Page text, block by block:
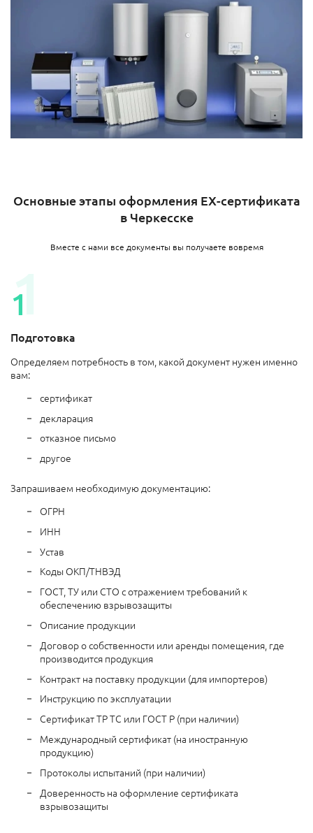
Основные этапы оформления EX-сертификата
в Черкесске
Вместе с нами все документы вы получаете вовремя
Подготовка
Определяем потребность в том, какой документ нужен именно
вам:
сертификат
декларация
отказное письмо
другое
Запрашиваем необходимую документацию:
ОГРН
ИНН
Устав
Коды ОКП/ТНВЭД
ГОСТ, ТУ или СТО с отражением требований к
обеспечению взрывозащиты
Описание продукции
Договор о собственности или аренды помещения, где
производится продукция
Контракт на поставку продукции (для импортеров)
Инструкцию по эксплуатации
Сертификат ТР ТС или ГОСТ Р (при наличии)
Международный сертификат (на иностранную
продукцию)
Протоколы испытаний (при наличии)
Доверенность на оформление сертификата
взрывозащиты